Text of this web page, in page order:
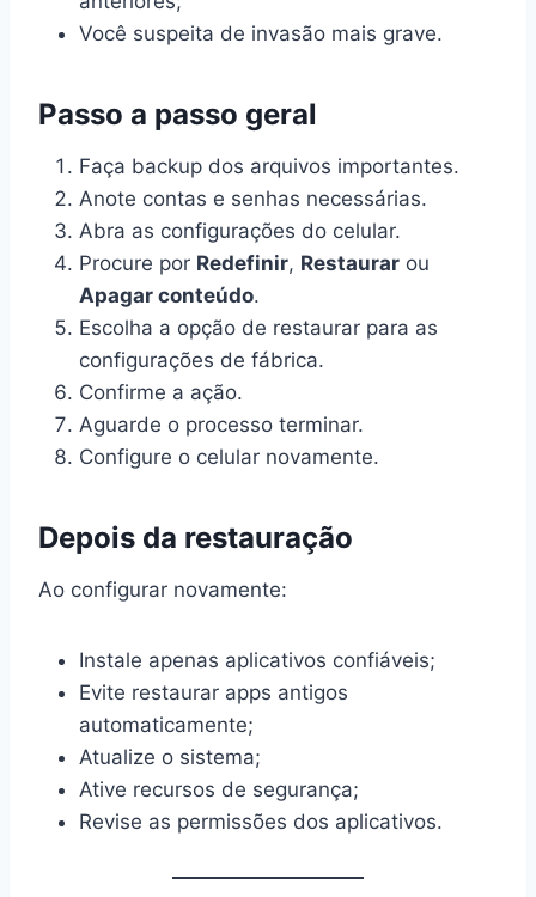
Você suspeita de invasão mais grave.
Passo a passo geral
Faça backup dos arquivos importantes.
Anote contas e senhas necessárias.
Abra as configurações do celular.
Procure por Redefinir, Restaurar ou
Apagar conteúdo.
Escolha a opção de restaurar para as
configurações de fábrica.
Confirme a ação.
Aguarde o processo terminar.
Configure o celular novamente.
Depois da restauração
Ao configurar novamente:
Instale apenas aplicativos confiáveis;
Evite restaurar apps antigos
automaticamente;
Atualize o sistema;
Ative recursos de segurança;
Revise as permissões dos aplicativos.